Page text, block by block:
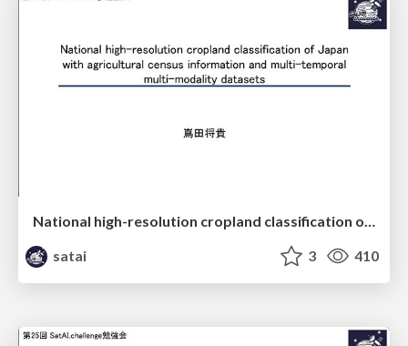
National high-resolution cropland classification of Japan with agricultural census information and multi-temporal multi-modality datasets
satai
3 410